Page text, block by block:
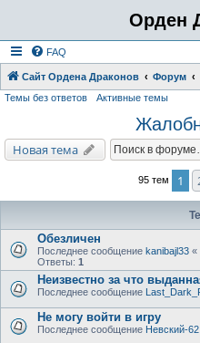
Орден
FAQ
Сайт Ордена Драконов Форум
Темы без ответов Активные темы
Новая тема
95 тем 1
Обезличен
Последнее сообщение kanibajl33 «
Ответы: 1
Неизвестно за что
Последнее сообщение
Не могу войти в игру
Последнее сообщение Невский-62